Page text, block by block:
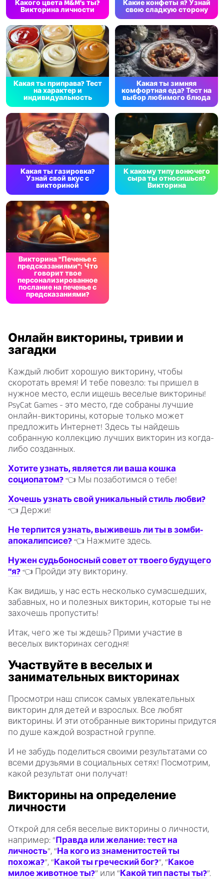
Какого цвета M&M's ты?
Викторина личности
Какие конфеты я? Узнай
свою сладкую сторону
Какая ты приправа? Тест
на характер и
индивидуальность
Какая ты зимняя
комфортная еда? Тест на
выбор любимого блюда
Какая ты газировка?
Узнай свой вкус с
викториной
К какому типу вонючего
сыра ты относишься?
Викторина
Викторина "Печенье с
предсказаниями": Что
говорит твое
персонализированное
послание на печенье с
предсказаниями?
Онлайн викторины, тривии и
загадки
Каждый любит хорошую викторину, чтобы
скоротать время! И тебе повезло: ты пришел в
нужное место, если ищешь веселые викторины!
PsyCat Games - это место, где собраны лучшие
онлайн-викторины, которые только может
предложить Интернет! Здесь ты найдешь
собранную коллекцию лучших викторин из когда-
либо созданных.
Хотите узнать, является ли ваша кошка
социопатом? 👈 Мы позаботимся о тебе!
Хочешь узнать свой уникальный стиль любви?
👈 Держи!
Не терпится узнать, выживешь ли ты в зомби-
апокалипсисе? 👈 Нажмите здесь.
Нужен судьбоносный совет от твоего будущего
“я? 👈 Пройди эту викторину.
Как видишь, у нас есть несколько сумасшедших,
забавных, но и полезных викторин, которые ты не
захочешь пропустить!
Итак, чего же ты ждешь? Прими участие в
веселых викторинах сегодня!
Участвуйте в веселых и
занимательных викторинах
Просмотри наш список самых увлекательных
викторин для детей и взрослых. Все любят
викторины. И эти отобранные викторины придутся
по душе каждой возрастной группе.
И не забудь поделиться своими результатами со
всеми друзьями в социальных сетях! Посмотрим,
какой результат они получат!
Викторины на определение
личности
Открой для себя веселые викторины о личности,
например: “Правда или желание: тест на
личность”, “На кого из знаменитостей ты
похожа?”, “Какой ты греческий бог?”, “Какое
милое животное ты?” или “Какой тип пасты ты?”.